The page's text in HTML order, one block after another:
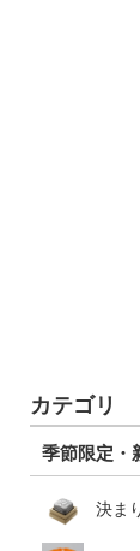
カテゴリ
季節限定・
決ま